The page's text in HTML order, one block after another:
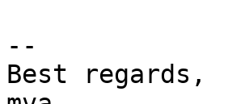
--
Best regards,